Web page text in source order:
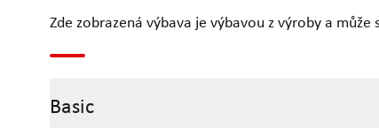
Zde zobrazená výbava je výbavou z výroby a
Basic